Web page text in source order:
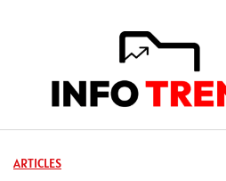
ARTICLES